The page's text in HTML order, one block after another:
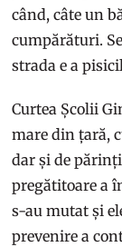
când, câte un
cumpărături.
strada e a
Curtea Școlii
mare din țară,
dar și de
pregătitoare a
s-au mutat și
prevenire a